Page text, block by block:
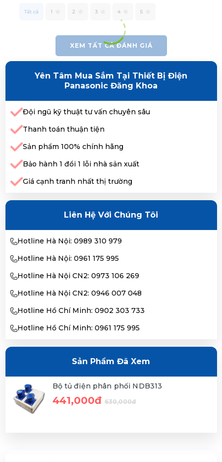
Tất cả 1 2 3 4 5
XEM TẤT CẢ ĐÁNH GIÁ
Yên Tâm Mua Sắm Tại Thiết Bị Điện
Panasonic Đăng Khoa
Đội ngũ kỹ thuật tư vấn chuyên sâu
Thanh toán thuận tiện
Sản phẩm 100% chính hãng
Bảo hành 1 đổi 1 lỗi nhà sản xuất
Giá cạnh tranh nhất thị trường
Liên Hệ Với Chúng Tôi
Hotline Hà Nội: 0989 310 979
Hotline Hà Nội: 0961 175 995
Hotline Hà Nội CN2: 0973 106 269
Hotline Hà Nội CN2: 0946 007 048
Hotline Hồ Chí Minh: 0902 303 733
Hotline Hồ Chí Minh: 0961 175 995
Sản Phẩm Đã Xem
Bộ tủ điện phân phối NDB313
441,000đ 630,000đ